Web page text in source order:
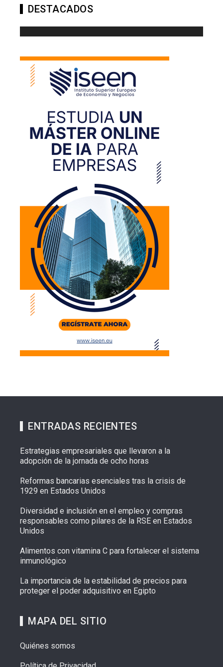
DESTACADOS
ENTRADAS RECIENTES
Estrategias empresariales que llevaron a la
adopción de la jornada de ocho horas
Reformas bancarias esenciales tras la crisis de
1929 en Estados Unidos
Diversidad e inclusión en el empleo y compras
responsables como pilares de la RSE en Estados
Unidos
Alimentos con vitamina C para fortalecer el sistema
inmunológico
La importancia de la estabilidad de precios para
proteger el poder adquisitivo en Egipto
MAPA DEL SITIO
Quiénes somos